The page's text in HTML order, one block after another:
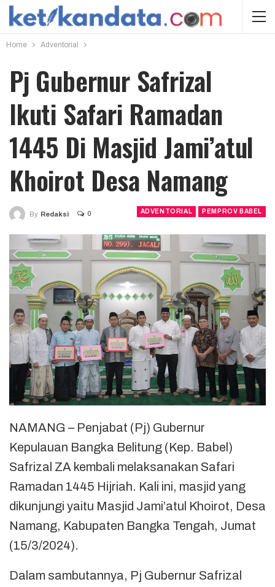
Home Adventorial
Pj Gubernur Safrizal
Ikuti Safari Ramadan
1445 Di Masjid Jami’atul
Khoirot Desa Namang
ADVENTORIAL PEMPROV BABEL
By Redaksi 0
NAMANG – Penjabat (Pj) Gubernur
Kepulauan Bangka Belitung (Kep. Babel)
Safrizal ZA kembali melaksanakan Safari
Ramadan 1445 Hijriah. Kali ini, masjid yang
dikunjungi yaitu Masjid Jami’atul Khoirot, Desa
Namang, Kabupaten Bangka Tengah, Jumat
(15/3/2024).
Dalam sambutannya, Pj Gubernur Safrizal